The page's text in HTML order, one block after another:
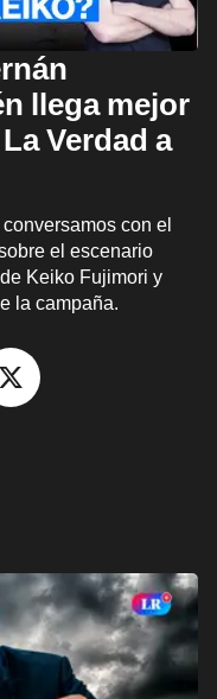
llega mejor
Verdad a
con el
el escenario
Keiko Fujimori y
la campaña.